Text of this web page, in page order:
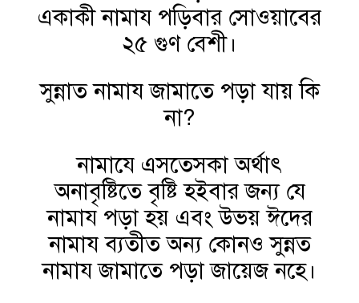
একাকী নামায পড়িবার সোওয়াবের
২৫ গুণ বেশী।
সুন্নাত নামায জামাতে পড়া যায় কি
না?
নামাযে এসতেসকা অর্থাৎ
অনাবৃষ্টিতে বৃষ্টি হইবার জন্য যে
নামায পড়া হয় এবং উভয় ঈদের
নামায ব্যতীত অন্য কোনও সুন্নত
নামায জামাতে পড়া জায়েজ নহে।